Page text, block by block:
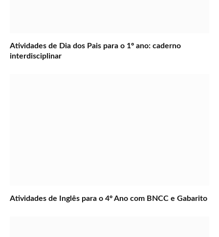
Atividades de Dia dos Pais para o 1º ano: caderno
interdisciplinar
Atividades de Inglês para o 4º Ano com BNCC e Gabarito